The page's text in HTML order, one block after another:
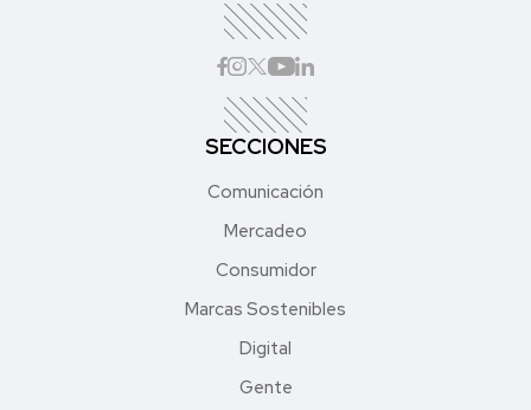
SECCIONES
Comunicación
Mercadeo
Consumidor
Marcas Sostenibles
Digital
Gente